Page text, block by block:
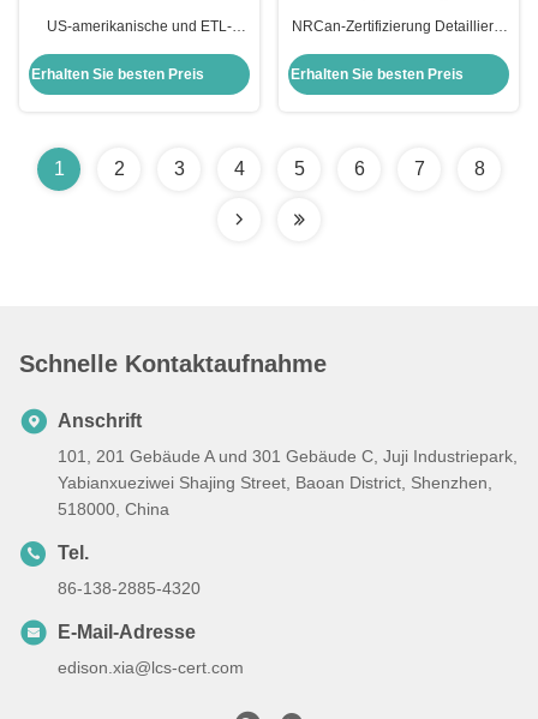
US-amerikanische und ETL-
Erhalten Sie besten Preis
NRCan-Zertifizierung Detaillierte
Erhalten Sie besten Preis
1 2 3 4 5 6 7 8
Schnelle Kontaktaufnahme
Anschrift
101, 201 Gebäude A und 301 Gebäude C, Juji Industriepark,
Yabianxueziwei Shajing Street, Baoan District, Shenzhen,
518000, China
Tel.
86-138-2885-4320
E-Mail-Adresse
edison.xia@lcs-cert.com